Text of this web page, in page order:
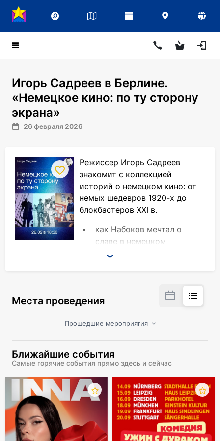
Игорь Садреев в Берлине.
«Немецкое кино: по ту сторону
экрана»
26 февраля 2026
Режиссер Игорь Садреев
знакомит с коллекцией
историй о немецком кино: от
немых шедевров 1920-х до
блокбастеров XXI в.
как Набоков мечтал о
славе в немецком
кинематографе
на какую картину Штирлиц ходил 6 раз
что смотрят немцы в Новый год…
большом экране!
Места проведения
Прошедшие мероприятия
Ближайшие события
Самые горячие события прямо здесь и сейчас